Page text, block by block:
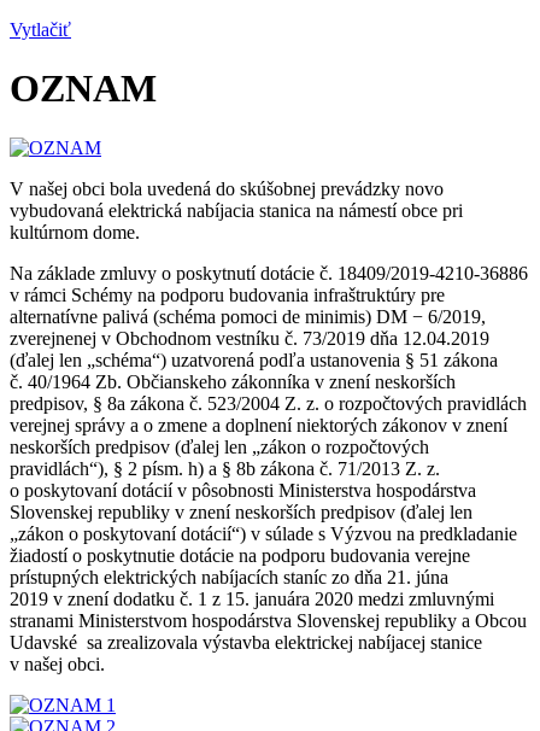
Vytlačiť
OZNAM
V našej obci bola uvedená do skúšobnej prevádzky novo
vybudovaná elektrická nabíjacia stanica na námestí obce pri
kultúrnom dome.
Na základe zmluvy o poskytnutí dotácie č. 18409/2019-4210-36886
v rámci Schémy na podporu budovania infraštruktúry pre
alternatívne palivá (schéma pomoci de minimis) DM − 6/2019,
zverejnenej v Obchodnom vestníku č. 73/2019 dňa 12.04.2019
(ďalej len „schéma“) uzatvorená podľa ustanovenia § 51 zákona
č. 40/1964 Zb. Občianskeho zákonníka v znení neskorších
predpisov, § 8a zákona č. 523/2004 Z. z. o rozpočtových pravidlách
verejnej správy a o zmene a doplnení niektorých zákonov v znení
neskorších predpisov (ďalej len „zákon o rozpočtových
pravidlách“), § 2 písm. h) a § 8b zákona č. 71/2013 Z. z.
o poskytovaní dotácií v pôsobnosti Ministerstva hospodárstva
Slovenskej republiky v znení neskorších predpisov (ďalej len
„zákon o poskytovaní dotácií“) v súlade s Výzvou na predkladanie
žiadostí o poskytnutie dotácie na podporu budovania verejne
prístupných elektrických nabíjacích staníc zo dňa 21. júna
2019 v znení dodatku č. 1 z 15. januára 2020 medzi zmluvnými
stranami Ministerstvom hospodárstva Slovenskej republiky a Obcou
Udavské sa zrealizovala výstavba elektrickej nabíjacej stanice
v našej obci.